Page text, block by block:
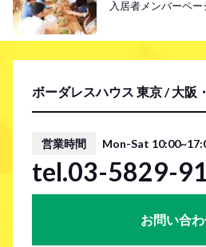
ボーダレスハウス 東京 / 大阪
営業時間 Mon-Sat
tel.03-5829-
お問い合
入居者メンバーペー